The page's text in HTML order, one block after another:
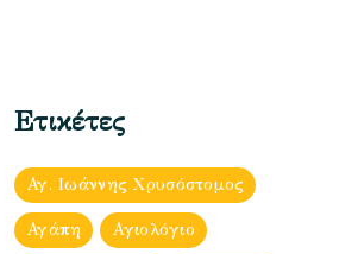
Ετικέτες
Αγ. Ιωάννης Χρυσόστομος
Αγάπη Αγιολόγιο